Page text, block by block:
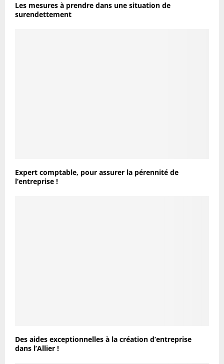
Les mesures à prendre dans une situation de
surendettement
Expert comptable, pour assurer la pérennité de
l’entreprise !
Des aides exceptionnelles à la création d’entreprise
dans l’Allier !